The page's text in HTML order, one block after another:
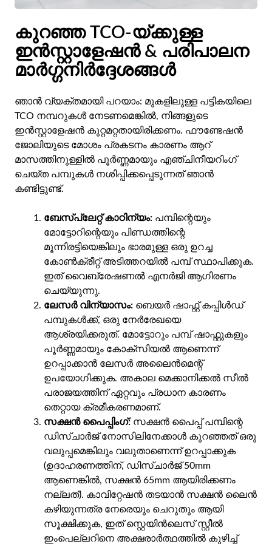
കുറഞ്ഞ TCO-യ്ക്കുള്ള
ഇൻസ്റ്റാളേഷൻ & പരിപാലന
മാർഗ്ഗനിർദ്ദേശങ്ങൾ
ഞാൻ വ്യക്തമായി പറയാം: മുകളിലുള്ള പട്ടികയിലെ
TCO നമ്പറുകൾ നേടണമെങ്കിൽ, നിങ്ങളുടെ
ഇൻസ്റ്റാളേഷൻ കുറ്റമറ്റതായിരിക്കണം. ഫൗണ്ടേഷൻ
ജോലിയുടെ മോശം പ്രകടനം കാരണം ആറ്
മാസത്തിനുള്ളിൽ പൂർണ്ണമായും എഞ്ചിനീയറിംഗ്
ചെയ്ത പമ്പുകൾ നശിപ്പിക്കപ്പെടുന്നത് ഞാൻ
കണ്ടിട്ടുണ്ട്.
ബേസ്‌പ്ലേറ്റ് കാഠിന്യം: പമ്പിന്റെയും
മോട്ടോറിന്റെയും പിണ്ഡത്തിന്റെ
മൂന്നിരട്ടിയെങ്കിലും ഭാരമുള്ള ഒരു ഉറച്ച
കോൺക്രീറ്റ് അടിത്തറയിൽ പമ്പ് സ്ഥാപിക്കുക.
ഇത് വൈബ്രേഷണൽ എനർജി ആഗിരണം
ചെയ്യുന്നു.
ലേസർ വിന്യാസം: ബെയർ ഷാഫ്റ്റ് കപ്പിൾഡ്
പമ്പുകൾക്ക്, ഒരു നേർരേഖയെ
ആശ്രയിക്കരുത്. മോട്ടോറും പമ്പ് ഷാഫ്റ്റുകളും
പൂർണ്ണമായും കോക്സിയൽ ആണെന്ന്
ഉറപ്പാക്കാൻ ലേസർ അലൈൻമെന്റ്
ഉപയോഗിക്കുക. അകാല മെക്കാനിക്കൽ സീൽ
പരാജയത്തിന് ഏറ്റവും പ്രധാന കാരണം
തെറ്റായ ക്രമീകരണമാണ്.
സക്ഷൻ പൈപ്പിംഗ്: സക്ഷൻ പൈപ്പ് പമ്പിന്റെ
ഡിസ്ചാർജ് നോസിലിനേക്കാൾ കുറഞ്ഞത് ഒരു
വലുപ്പമെങ്കിലും വലുതാണെന്ന് ഉറപ്പാക്കുക
(ഉദാഹരണത്തിന്, ഡിസ്ചാർജ് 50mm
ആണെങ്കിൽ, സക്ഷൻ 65mm ആയിരിക്കണം
നല്ലത്). കാവിറ്റേഷൻ തടയാൻ സക്ഷൻ ലൈൻ
കഴിയുന്നത്ര നേരെയും ചെറുതും ആയി
സൂക്ഷിക്കുക, ഇത് സ്റ്റെയിൻലെസ് സ്റ്റീൽ
ഇംപെല്ലറിനെ അക്ഷരാർത്ഥത്തിൽ കുഴിച്ച്